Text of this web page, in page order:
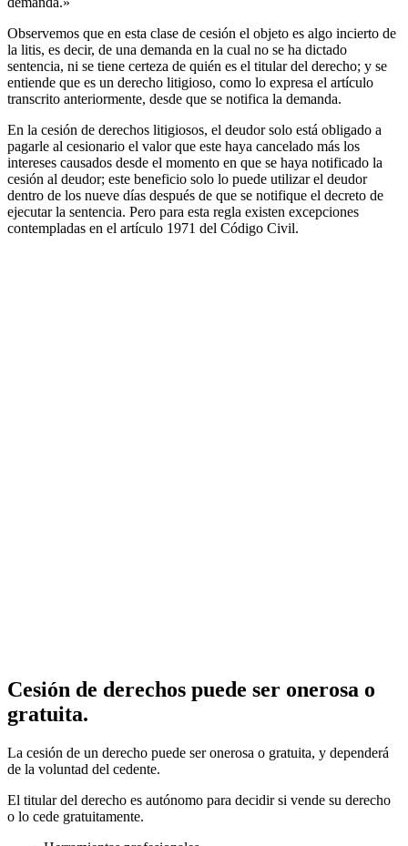
Observemos que en esta clase de cesión el objeto es algo incierto de
la litis, es decir, de una demanda en la cual no se ha dictado
sentencia, ni se tiene certeza de quién es el titular del derecho; y se
entiende que es un derecho litigioso, como lo expresa el artículo
transcrito anteriormente, desde que se notifica la demanda.
En la cesión de derechos litigiosos, el deudor solo está obligado a
pagarle al cesionario el valor que este haya cancelado más los
intereses causados desde el momento en que se haya notificado la
cesión al deudor; este beneficio solo lo puede utilizar el deudor
dentro de los nueve días después de que se notifique el decreto de
ejecutar la sentencia. Pero para esta regla existen excepciones
contempladas en el artículo 1971 del Código Civil.
Cesión de derechos puede ser onerosa o
gratuita.
La cesión de un derecho puede ser onerosa o gratuita, y dependerá
de la voluntad del cedente.
El titular del derecho es autónomo para decidir si vende su derecho
o lo cede gratuitamente.